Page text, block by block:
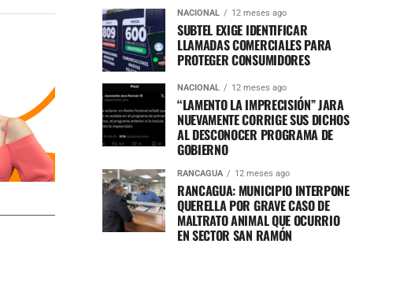
NACIONAL 12 meses ago
SUBTEL EXIGE IDENTIFICAR
LLAMADAS COMERCIALES PARA
PROTEGER CONSUMIDORES
NACIONAL 12 meses ago
“LAMENTO LA IMPRECISIÓN” JARA
NUEVAMENTE CORRIGE SUS DICHOS
AL DESCONOCER PROGRAMA DE
GOBIERNO
RANCAGUA 12 meses ago
RANCAGUA: MUNICIPIO INTERPONE
QUERELLA POR GRAVE CASO DE
MALTRATO ANIMAL QUE OCURRIO
EN SECTOR SAN RAMÓN